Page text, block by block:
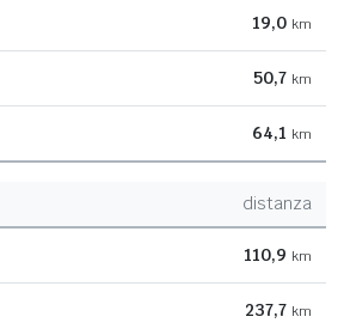
19,0 km
50,7 km
64,1 km
distanza
110,9 km
237,7 km